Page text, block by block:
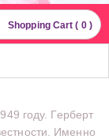
Shopping Cart ( 0 )
году. Герберт
Именно